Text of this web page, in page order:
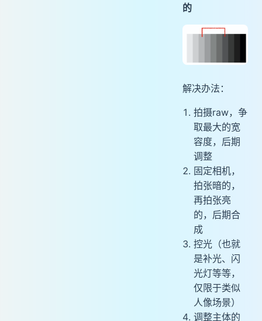
的
解决办法：
拍摄raw，争
取最大的宽
容度，后期
调整
固定相机，
拍张暗的，
再拍张亮
的，后期合
成
控光（也就
是补光、闪
光灯等等，
仅限于类似
人像场景）
调整主体的